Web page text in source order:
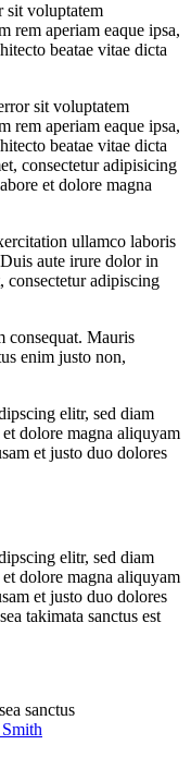
sit voluptatem
rem aperiam eaque ipsa,
beatae vitae dicta
sit voluptatem
rem aperiam eaque ipsa,
beatae vitae dicta
consectetur adipisicing
et dolore magna
ullamco laboris
aute irure dolor in
consectetur adipiscing
consequat. Mauris
enim justo non,
elitr, sed diam
dolore magna aliquyam
et justo duo dolores
elitr, sed diam
dolore magna aliquyam
et justo duo dolores
takimata sanctus est
sanctus